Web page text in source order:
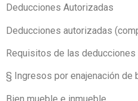
Deducciones Autorizadas
Deducciones autorizadas
Requisitos de las deducciones
§ Ingresos por enajenación de